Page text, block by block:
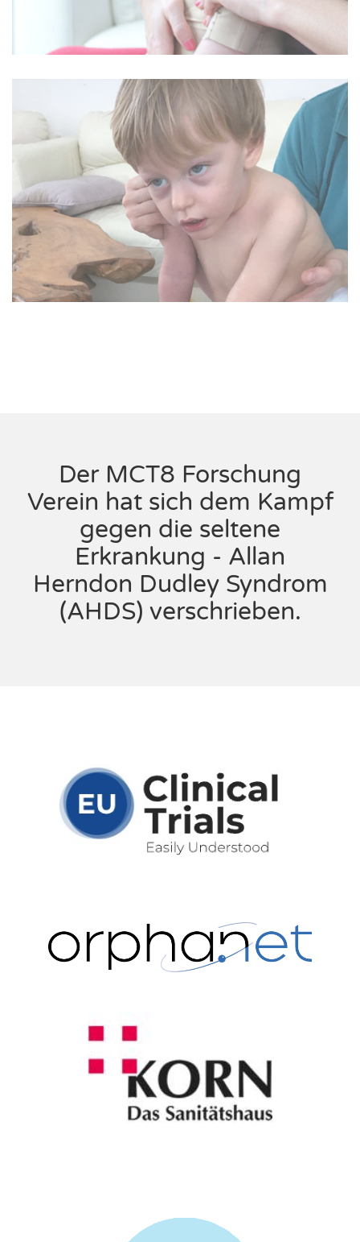
Der MCT8 Forschung
Verein hat sich dem Kampf
gegen die seltene
Erkrankung - Allan
Herndon Dudley Syndrom
(AHDS) verschrieben.